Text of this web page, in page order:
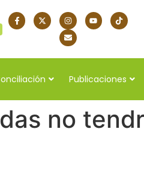
Publicaciones
no